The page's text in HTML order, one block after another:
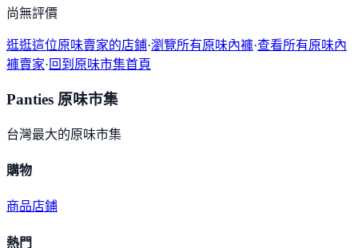
尚無評價
逛逛這位原味賣家的店鋪·瀏覽所有原味內褲·查看所有原味內
褲賣家·回到原味市集首頁
Panties 原味市集
台灣最大的原味市集
購物
商品店鋪
熱門